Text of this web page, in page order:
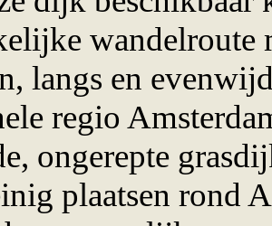
wandelroute
langs en
regio
ongerepte
plaatsen rond